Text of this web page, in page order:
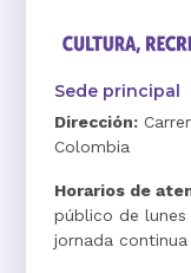
Sede principal
Dirección:
Colombia
Horarios de
público de
jornada continua